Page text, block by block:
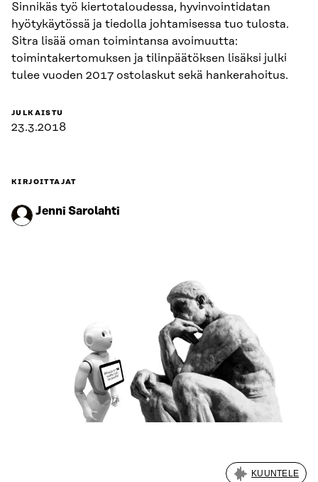
Sinnikäs työ kiertotaloudessa, hyvinvointidatan
hyötykäytössä ja tiedolla johtamisessa tuo tulosta.
Sitra lisää oman toimintansa avoimuutta:
toimintakertomuksen ja tilinpäätöksen lisäksi julki
tulee vuoden 2017 ostolaskut sekä hankerahoitus.
JULKAISTU
23.3.2018
KIRJOITTAJAT
Jenni Sarolahti
KUUNTELE